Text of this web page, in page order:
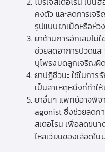
คงตัว และลดการเจ
รูปแบบยาเม็ดหรือห่ว
ยาต้านการอักเสบไม่
ช่วยลดอาการปวดแล
บุโพรงมดลูกเจริญผิ
ยาปฏิชีวนะ ใช้ในการ
เป็นสาเหตุหนึ่งที่ทำใ
ยาอื่นๆ แพทย์อาจพิจ
agonist ซึ่งช่วยลดกา
สเตอโรน เพื่อลดขน
ไหลเวียนของเลือดใ